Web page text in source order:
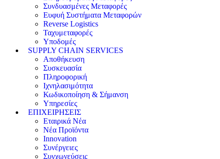
Συνδυασμένες Μεταφορές
Ευφυή Συστήματα Μεταφορών
Reverse Logistics
Ταχυμεταφορές
Υποδομές
SUPPLY CHAIN SERVICES
Αποθήκευση
Συσκευασία
Πληροφορική
Ιχνηλασιμότητα
Κωδικοποίηση & Σήμανση
Υπηρεσίες
ΕΠΙΧΕΙΡΗΣΕΙΣ
Εταιρικά Νέα
Νέα Προϊόντα
Innovation
Συνέργειες
Συγχωνεύσεις